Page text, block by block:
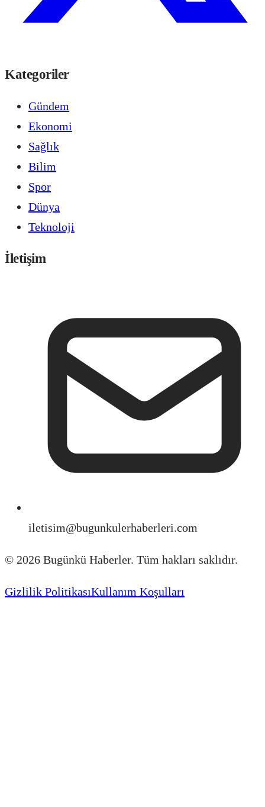
Kategoriler
Gündem
Ekonomi
Sağlık
Bilim
Spor
Dünya
Teknoloji
İletişim
iletisim@bugunkulerhaberleri.com
© 2026 Bugünkü Haberler. Tüm hakları saklıdır.
Gizlilik PolitikasıKullanım Koşulları